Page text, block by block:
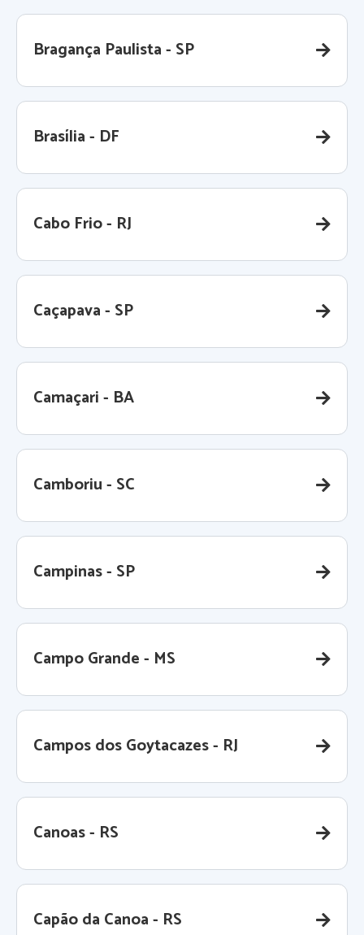
Bragança Paulista - SP
Brasília - DF
Cabo Frio - RJ
Caçapava - SP
Camaçari - BA
Camboriu - SC
Campinas - SP
Campo Grande - MS
Campos dos Goytacazes - RJ
Canoas - RS
Capão da Canoa - RS